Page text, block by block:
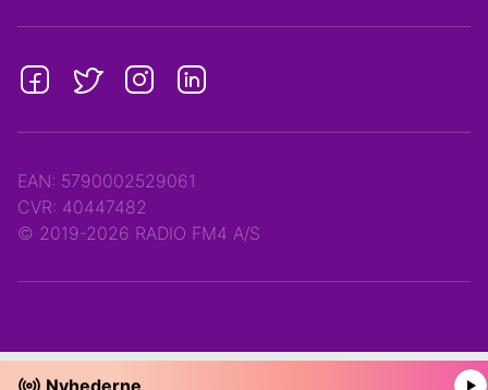
EAN: 5790002529061
CVR: 40447482
© 2019-2026 RADIO FM4 A/S
Nyhederne